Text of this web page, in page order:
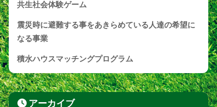
共生社会体験ゲーム
震災時に避難する事をあきらめている人達の希望に
なる事業
積水ハウスマッチングプログラム
アーカイブ